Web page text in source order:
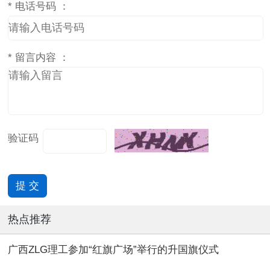
* 电话号码 ：
* 留言内容 ：
验证码
热点推荐
广西ZLG理工参加“红旗广场”举行的升国旗仪式